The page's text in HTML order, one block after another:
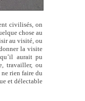
civilisés, on
chose au
au visité, ou
la visite
aurait pu
travailler, ou
rien faire du
et délectable